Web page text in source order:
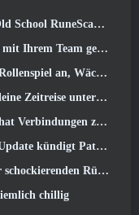
erkundet werden
genießen können (2026)
an, Wächterin
… als Belohnung
sie es natürlich zu Guild Wars hinzu 2
an, die auf Feedback basieren
Rückkehr
chillig